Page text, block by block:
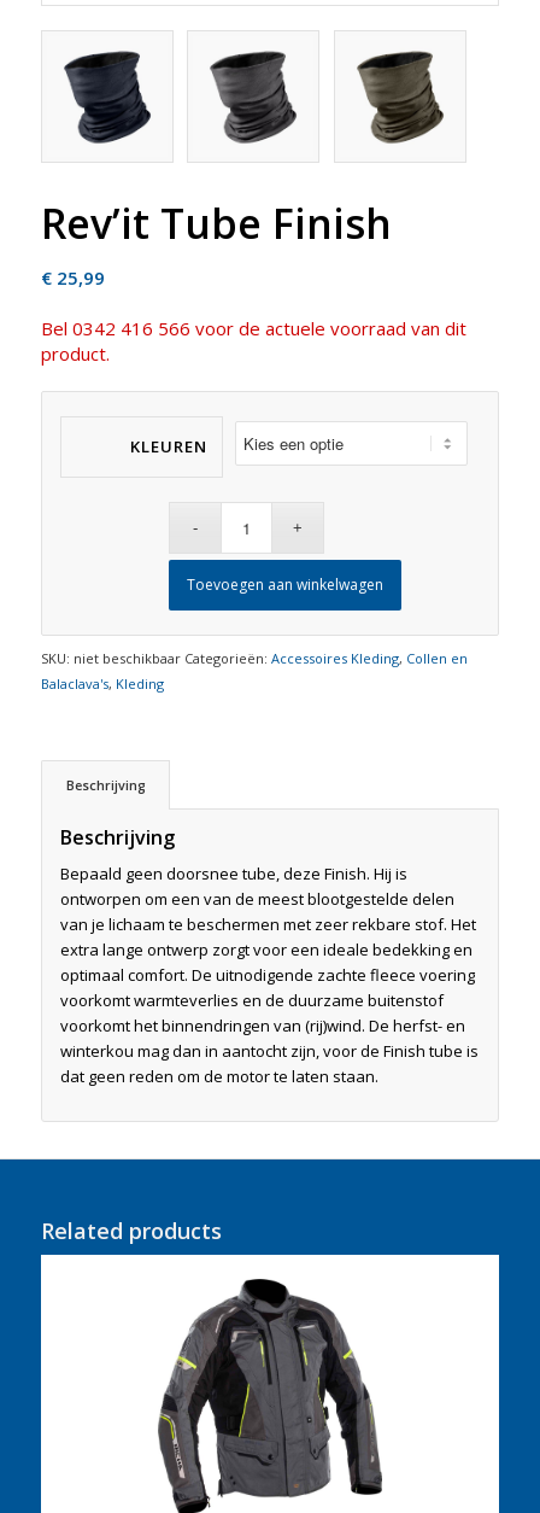
Rev’it Tube Finish
€25,99
Bel 0342 416 566 voor de actuele voorraad van dit
product.
KLEUREN
Toevoegen aan winkelwagen
SKU: niet beschikbaar Categorieën: Accessoires Kleding, Collen en
Balaclava's, Kleding
Beschrijving
Beschrijving
Bepaald geen doorsnee tube, deze Finish. Hij is
ontworpen om een van de meest blootgestelde delen
van je lichaam te beschermen met zeer rekbare stof. Het
extra lange ontwerp zorgt voor een ideale bedekking en
optimaal comfort. De uitnodigende zachte fleece voering
voorkomt warmteverlies en de duurzame buitenstof
voorkomt het binnendringen van (rij)wind. De herfst- en
winterkou mag dan in aantocht zijn, voor de Finish tube is
dat geen reden om de motor te laten staan.
Related products